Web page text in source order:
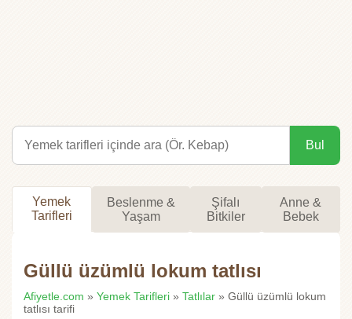
Bul
Yemek
Tarifleri
Beslenme &
Yaşam
Şifalı
Bitkiler
Anne &
Bebek
Güllü üzümlü lokum tatlısı
Afiyetle.com » Yemek Tarifleri » Tatlılar » Güllü üzümlü lokum
tatlısı tarifi